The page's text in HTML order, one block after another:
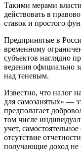
Такими мерами
действовать в
ставок и простого
Предпринятые в
временному
субъектов наглядно
ведения официально
над теневым.
Известно, что налог
для самозанятых» —
предполагает
том числе
учет,
отсутствие
получающие доход не